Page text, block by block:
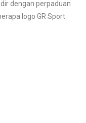
dengan perpaduan
logo GR Sport